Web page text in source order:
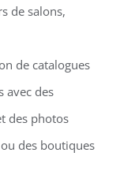
de salons,
de catalogues
avec des
des photos
des boutiques